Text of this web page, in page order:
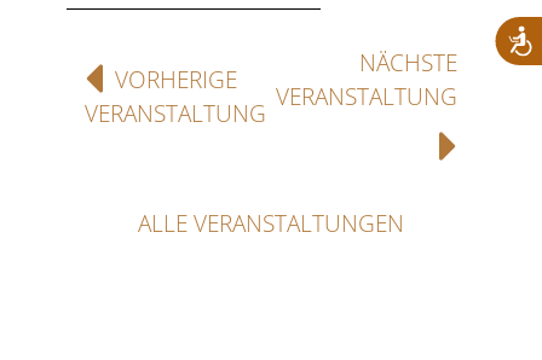
VORHERIGE
VERANSTALTUNG
NÄCHSTE
VERANSTALTUNG
ALLE VERANSTALTUNGEN